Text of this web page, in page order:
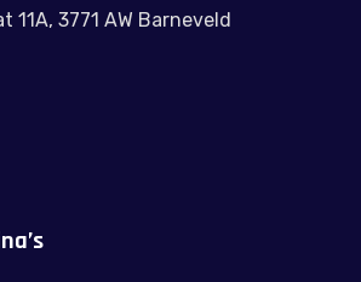
11A, 3771 AW Barneveld